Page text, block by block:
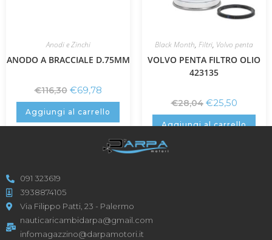
Anodi e Zinchi
ANODO A BRACCIALE D.75MM
€116,30 €69,78
Aggiungi al carrello
Black Month, Filtri, Volvo penta
VOLVO PENTA FILTRO OLIO
423135
€28,04 €25,50
Aggiungi al carrello
091 323619
3938874105
Via Filippo Patti, 23 - Palermo
nauticaricambidarpa@gmail.com
infomagazzino@darpamotori.it